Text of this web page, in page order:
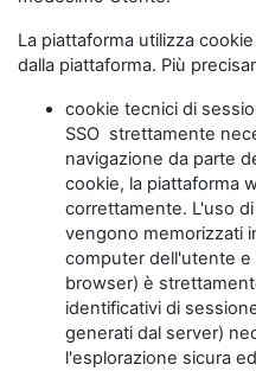
La piattaforma utilizza
dalla piattaforma. Più
cookie tecnici di
SSO strettamente
navigazione da parte
cookie, la piattaforma
correttamente. L'uso
vengono memorizzati
computer dell'utente e
browser) è
identificativi di
generati dal server)
l'esplorazione sicura